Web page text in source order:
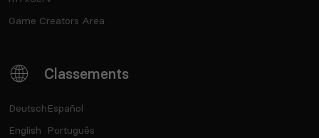
Game Creators Area
Classements
Deutsch
English
Español
Português